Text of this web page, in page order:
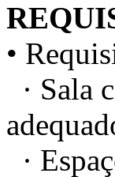
•
· Sala
·